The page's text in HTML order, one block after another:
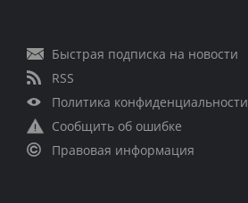
Быстрая подписка на новости
RSS
Политика конфиденциальности
Сообщить об ошибке
Правовая информация